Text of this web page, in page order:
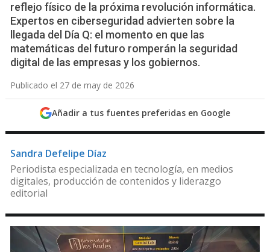
reflejo físico de la próxima revolución informática.
Expertos en ciberseguridad advierten sobre la
llegada del Día Q: el momento en que las
matemáticas del futuro romperán la seguridad
digital de las empresas y los gobiernos.
Publicado el 27 de may de 2026
Añadir a tus fuentes preferidas en Google
Sandra Defelipe Díaz
Periodista especializada en tecnología, en medios
digitales, producción de contenidos y liderazgo
editorial